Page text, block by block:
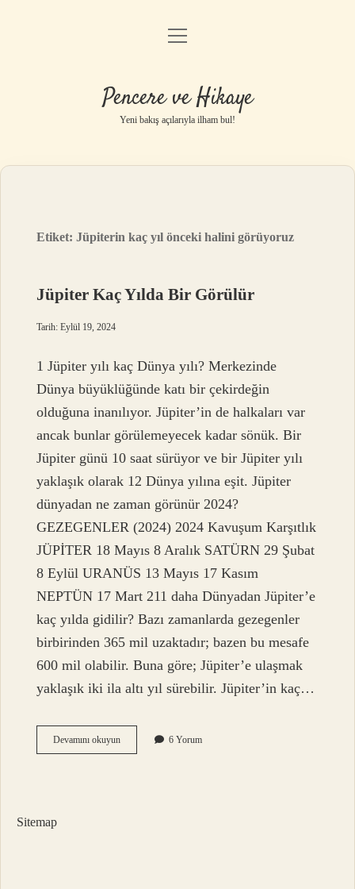
Anasayfa
Yasal Uyarı
menüyü
Pencere ve Hikaye
Yeni bakış açılarıyla ilham bul!
Etiket:Jüpiterin kaç yıl önceki halini görüyoruz
Jüpiter Kaç Yılda Bir Görülür
Tarih: Eylül 19, 2024
1 Jüpiter yılı kaç Dünya yılı? Merkezinde
Dünya büyüklüğünde katı bir çekirdeğin
olduğuna inanılıyor. Jüpiter’in de halkaları var
ancak bunlar görülemeyecek kadar sönük. Bir
Jüpiter günü 10 saat sürüyor ve bir Jüpiter yılı
yaklaşık olarak 12 Dünya yılına eşit. Jüpiter
dünyadan ne zaman görünür 2024?
GEZEGENLER (2024) 2024 Kavuşum Karşıtlık
JÜPİTER 18 Mayıs 8 Aralık SATÜRN 29 Şubat
8 ​​Eylül URANÜS 13 Mayıs 17 Kasım
NEPTÜN 17 ​​Mart 211 daha Dünyadan Jüpiter’e
kaç yılda gidilir? Bazı zamanlarda gezegenler
birbirinden 365 mil uzaktadır; bazen bu mesafe
600 mil olabilir. Buna göre; Jüpiter’e ulaşmak
yaklaşık iki ila altı yıl sürebilir. Jüpiter’in kaç…
Devamını okuyunJüpiter
Kaç
6 Yorum
Sitemap